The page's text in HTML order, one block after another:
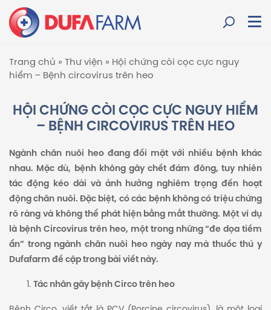
Trang chủ » Thư viện » Hội chứng còi cọc cực nguy
hiểm – Bệnh circovirus trên heo
HỘI CHỨNG CÒI CỌC CỰC NGUY HIỂM
– BỆNH CIRCOVIRUS TRÊN HEO
Ngành chăn nuôi heo đang đối mặt với nhiều bệnh khác
nhau. Mặc dù, bệnh không gây chết đám đông, tuy nhiên
tác động kéo dài và ảnh hưởng nghiêm trọng đến hoạt
động chăn nuôi. Đặc biệt, có các bệnh không có triệu chứng
rõ ràng và không thể phát hiện bằng mắt thường. Một ví dụ
là bệnh Circovirus trên heo, một trong những “đe dọa tiềm
ẩn” trong ngành chăn nuôi heo ngày nay mà thuốc thú y
Dufafarm đề cập trong bài viết này.
Tác nhân gây bệnh Circo trên heo